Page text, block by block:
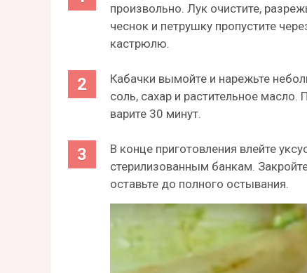
произвольно. Лук очистите,
чеснок и петрушку пропустите
кастрюлю.
Кабачки вымойте и нарежьте
соль, сахар и растительное
варите 30 минут.
В конце приготовления влейте
стерилизованным банкам.
оставьте до полного остывания.